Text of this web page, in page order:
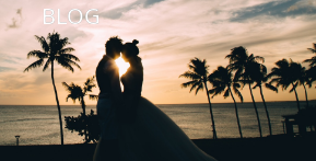
BLOG